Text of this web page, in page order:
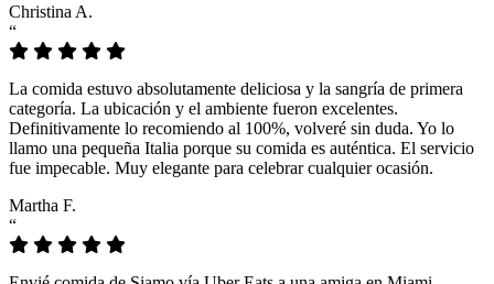
Christina A.
“
La comida estuvo absolutamente deliciosa y la sangría de primera
categoría. La ubicación y el ambiente fueron excelentes.
Definitivamente lo recomiendo al 100%, volveré sin duda. Yo lo
llamo una pequeña Italia porque su comida es auténtica. El servicio
fue impecable. Muy elegante para celebrar cualquier ocasión.
Martha F.
“